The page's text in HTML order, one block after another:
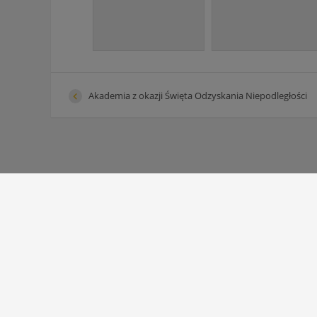
Akademia z okazji Święta Odzyskania Niepodległości